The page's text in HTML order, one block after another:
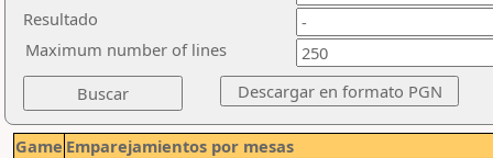
Resultado
Maximum number of lines
Game Emparejamientos por mesas